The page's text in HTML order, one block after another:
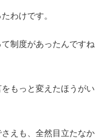
わけです。
制度があったんですね
もっと変えたほうがい
えも、全然目立たなか